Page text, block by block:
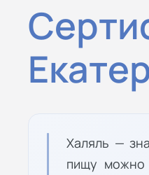
Халяль —
пищу можно